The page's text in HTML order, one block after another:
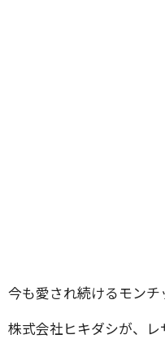
今も愛され続けるモン
株式会社ヒキダシが、レ